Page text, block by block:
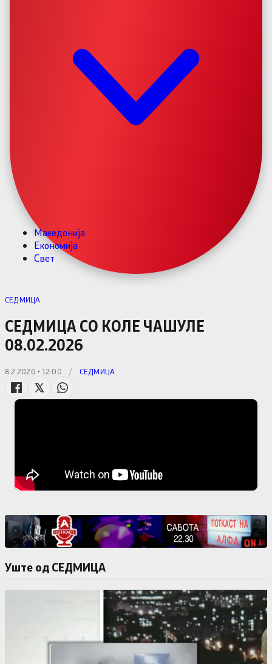
Македонија
Економија
Свет
СЕДМИЦА
СЕДМИЦА СО КОЛЕ ЧАШУЛЕ
08.02.2026
8.2.2026 • 12:00 / СЕДМИЦА
Уште од СЕДМИЦА